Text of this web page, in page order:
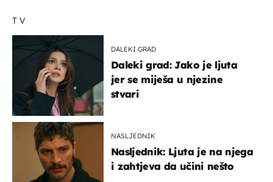
TV
DALEKI GRAD
Daleki grad: Jako je ljuta
jer se miješa u njezine
stvari
NASLJEDNIK
Nasljednik: Ljuta je na njega
i zahtjeva da učini nešto